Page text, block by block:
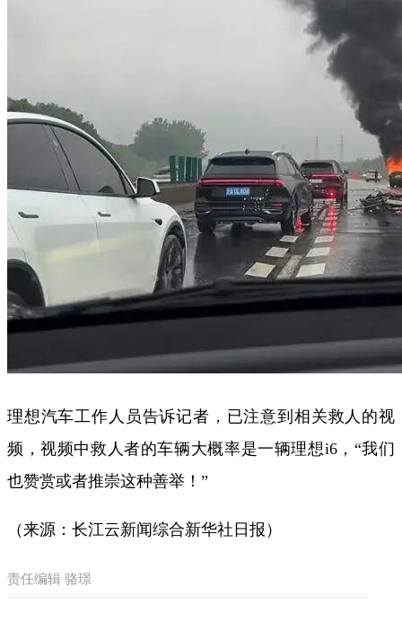
理想汽车工作人员告诉记者，已注意到相关救人的视
频，视频中救人者的车辆大概率是一辆理想i6，“我们
也赞赏或者推崇这种善举！”
（来源：长江云新闻综合新华社日报）
责任编辑 骆璟